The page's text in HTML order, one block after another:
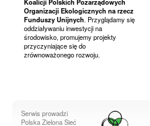
Koalicji Polskich Pozarządowych
Organizacji Ekologicznych na rzecz
Funduszy Unijnych. Przyglądamy się
oddziaływaniu inwestycji na
środowisko, promujemy projekty
przyczyniające się do
zrównoważonego rozwoju.
Serwis prowadzi
Polska Zielona Sieć